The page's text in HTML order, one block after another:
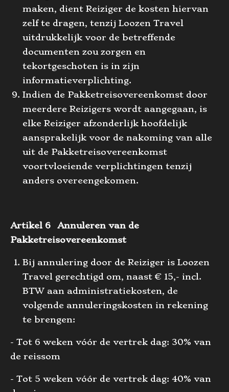
maken, dient Reiziger de kosten hiervan
zelf te dragen, tenzij Loozen Travel
uitdrukkelijk voor de betreffende
documenten zou zorgen en
tekortgeschoten is in zijn
informatieverplichting.
Indien de Pakketreisovereenkomst door
meerdere Reizigers wordt aangegaan, is
elke Reiziger afzonderlijk hoofdelijk
aansprakelijk voor de nakoming van alle
uit de Pakketreisovereenkomst
voortvloeiende verplichtingen tenzij
anders overeengekomen.
Artikel 6 Annuleren van de
Pakketreisovereenkomst
Bij annulering door de Reiziger is Loozen
Travel gerechtigd om, naast € 15,- incl.
BTW aan administratiekosten, de
volgende annuleringskosten in rekening
te brengen:
- Tot 6 weken vóór de vertrek dag: 30% van
de reissom
- Tot 5 weken vóór de vertrek dag: 40% van